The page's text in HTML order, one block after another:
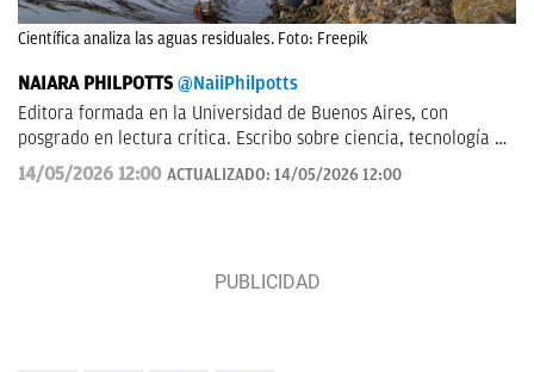
Científica analiza las aguas residuales. Foto: Freepik
NAIARA PHILPOTTS @NaiiPhilpotts
Editora formada en la Universidad de Buenos Aires, con
posgrado en lectura crítica. Escribo sobre ciencia, tecnología y
actualidad. Soy escritora de novelas y gran aficionada a la
ciencia ficción.
14/05/2026 12:00 ACTUALIZADO: 14/05/2026 12:00